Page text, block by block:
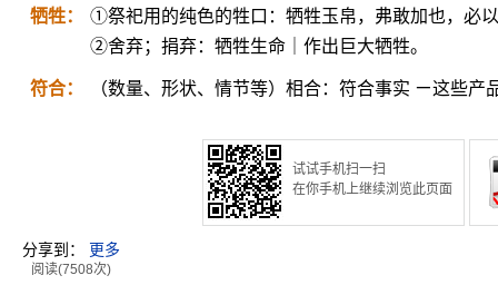
牺牲：
①祭祀用的纯色的牲口：牺牲玉帛，弗敢加也，必
②舍弃；捐弃：牺牲生命｜作出巨大牺牲。
符合： （数量、形状、情节等）相合：符合事实 ㄧ这些产
试试手机扫一扫
在你手机上继续浏览此页面
分享到： 更多
阅读(7508次)